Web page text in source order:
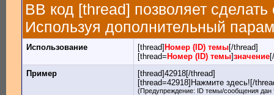
BB код [thread] позволяет
Используя дополнительный
Использование [thread] Номер (ID) темы[/thread]
[thread= Номер (ID) темы]значение
Пример
[thread]42918[/thread]
[thread=42918]Нажмите здесь![/
(Предупреждение: ID темы/сообщения